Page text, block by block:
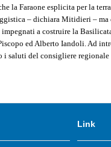
la Faraone esplicita per la
– dichiara Mitidieri –
a costruire la
ed Alberto Iandoli. Ad
i saluti del consigliere
Link